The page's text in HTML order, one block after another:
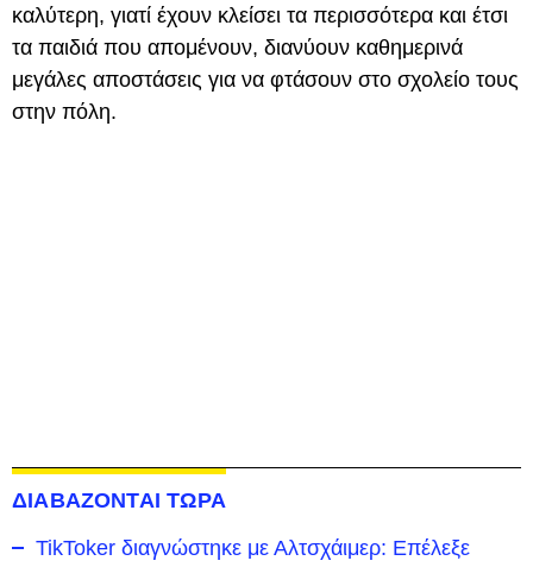
καλύτερη, γιατί έχουν κλείσει τα περισσότερα και έτσι
τα παιδιά που απομένουν, διανύουν καθημερινά
μεγάλες αποστάσεις για να φτάσουν στο σχολείο τους
στην πόλη.
ΔΙΑΒΑΖΟΝΤΑΙ ΤΩΡΑ
TikToker διαγνώστηκε με Αλτσχάιμερ: Επέλεξε